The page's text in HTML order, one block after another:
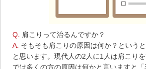
Q.
肩こりって治るんですか？
A. そもそも肩こりの原因は何か？という
と思います。現代人の2人に1人は肩こりを
では多くの方の原因は何かと言いますと